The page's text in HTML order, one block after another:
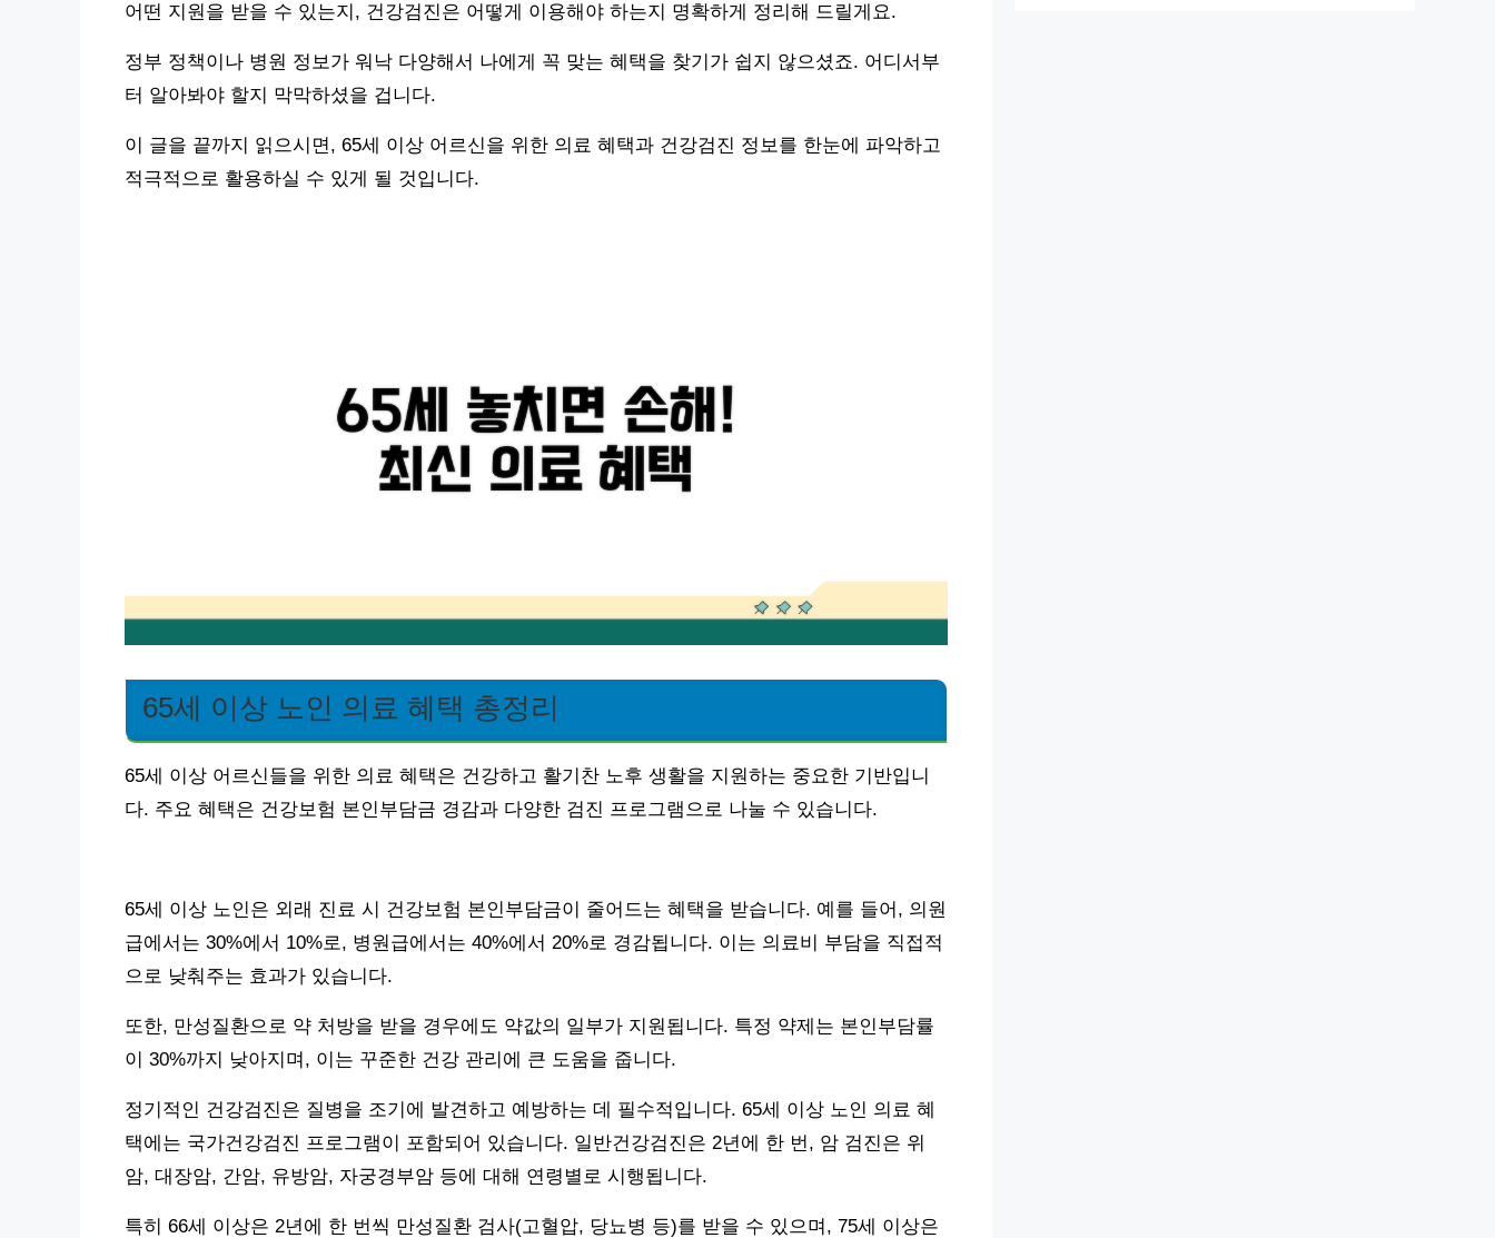
어떤 지원을 받을 수 있는지, 건강검진은 어떻게 이용해야 하는지 명확하게 정리해 드릴게요.
정부 정책이나 병원 정보가 워낙 다양해서 나에게 꼭 맞는 혜택을 찾기가 쉽지 않으셨죠. 어디서부
터 알아봐야 할지 막막하셨을 겁니다.
이 글을 끝까지 읽으시면, 65세 이상 어르신을 위한 의료 혜택과 건강검진 정보를 한눈에 파악하고
적극적으로 활용하실 수 있게 될 것입니다.
65세 이상 노인 의료 혜택 총정리
65세 이상 어르신들을 위한 의료 혜택은 건강하고 활기찬 노후 생활을 지원하는 중요한 기반입니
다. 주요 혜택은 건강보험 본인부담금 경감과 다양한 검진 프로그램으로 나눌 수 있습니다.
65세 이상 노인은 외래 진료 시 건강보험 본인부담금이 줄어드는 혜택을 받습니다. 예를 들어, 의원
급에서는 30%에서 10%로, 병원급에서는 40%에서 20%로 경감됩니다. 이는 의료비 부담을 직접적
으로 낮춰주는 효과가 있습니다.
또한, 만성질환으로 약 처방을 받을 경우에도 약값의 일부가 지원됩니다. 특정 약제는 본인부담률
이 30%까지 낮아지며, 이는 꾸준한 건강 관리에 큰 도움을 줍니다.
정기적인 건강검진은 질병을 조기에 발견하고 예방하는 데 필수적입니다. 65세 이상 노인 의료 혜
택에는 국가건강검진 프로그램이 포함되어 있습니다. 일반건강검진은 2년에 한 번, 암 검진은 위
암, 대장암, 간암, 유방암, 자궁경부암 등에 대해 연령별로 시행됩니다.
특히 66세 이상은 2년에 한 번씩 만성질환 검사(고혈압, 당뇨병 등)를 받을 수 있으며, 75세 이상은